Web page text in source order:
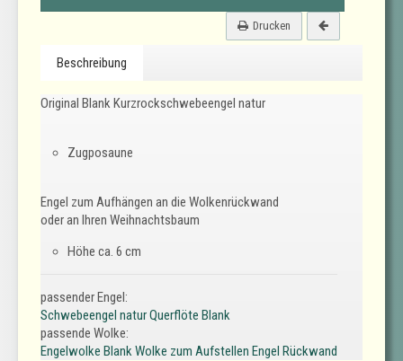
Drucken
Beschreibung
Original Blank Kurzrockschwebeengel natur
Zugposaune
Engel zum Aufhängen an die Wolkenrückwand
oder an Ihren Weihnachtsbaum
Höhe ca. 6 cm
passender Engel:
Schwebeengel natur Querflöte Blank
passende Wolke:
Engelwolke Blank Wolke zum Aufstellen Engel Rückwand